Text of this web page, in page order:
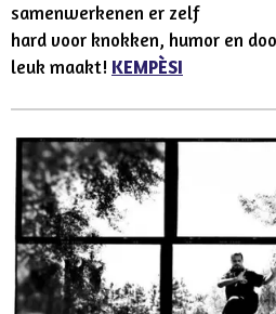
samenwerkenen er zelf
hard voor knokken, humor en
leuk maakt! KEMPÈSI